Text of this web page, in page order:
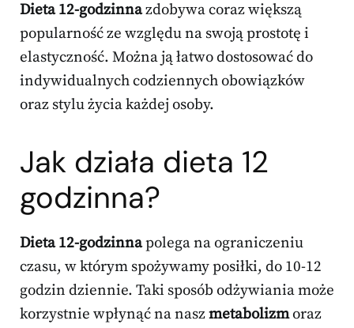
Dieta 12-godzinnazdobywa coraz większą
popularność ze względu na swoją prostotę i
elastyczność. Można ją łatwo dostosować do
indywidualnych codziennych obowiązków
oraz stylu życia każdej osoby.
Jak działa dieta 12
godzinna?
Dieta 12-godzinnapolega na ograniczeniu
czasu, w którym spożywamy posiłki, do 10-12
godzin dziennie. Taki sposób odżywiania może
korzystnie wpłynąć na naszmetabolizmoraz